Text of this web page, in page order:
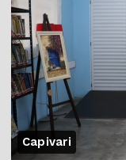
Capivari